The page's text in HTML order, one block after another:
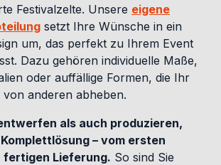
Festivalzelte. Unsere eigene
setzt Ihre Wünsche in ein
um, das perfekt zu Ihrem Event
Dazu gehören individuelle Maße,
oder auffällige Formen, die Ihr
von anderen abheben.
als auch produzieren,
– vom ersten
fertigen Lieferung. So sind Sie